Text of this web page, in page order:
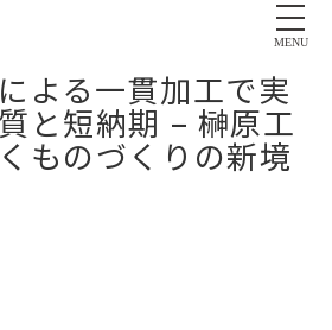
MENU
よる一貫加工で実
と短納期 – 榊原工
ものづくりの新境